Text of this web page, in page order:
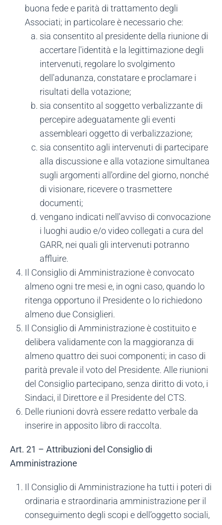
buona fede e parità di trattamento degli
Associati; in particolare è necessario che:
sia consentito al presidente della riunione di
accertare l'identità e la legittimazione degli
intervenuti, regolare lo svolgimento
dell'adunanza, constatare e proclamare i
risultati della votazione;
sia consentito al soggetto verbalizzante di
percepire adeguatamente gli eventi
assembleari oggetto di verbalizzazione;
sia consentito agli intervenuti di partecipare
alla discussione e alla votazione simultanea
sugli argomenti all'ordine del giorno, nonché
di visionare, ricevere o trasmettere
documenti;
vengano indicati nell'avviso di convocazione
i luoghi audio e/o video collegati a cura del
GARR, nei quali gli intervenuti potranno
affluire.
Il Consiglio di Amministrazione è convocato
almeno ogni tre mesi e, in ogni caso, quando lo
ritenga opportuno il Presidente o lo richiedono
almeno due Consiglieri.
Il Consiglio di Amministrazione è costituito e
delibera validamente con la maggioranza di
almeno quattro dei suoi componenti; in caso di
parità prevale il voto del Presidente. Alle riunioni
del Consiglio partecipano, senza diritto di voto, i
Sindaci, il Direttore e il Presidente del CTS.
Delle riunioni dovrà essere redatto verbale da
inserire in apposito libro di raccolta.
Art. 21 – Attribuzioni del Consiglio di
Amministrazione
Il Consiglio di Amministrazione ha tutti i poteri di
ordinaria e straordinaria amministrazione per il
conseguimento degli scopi e dell’oggetto sociali,